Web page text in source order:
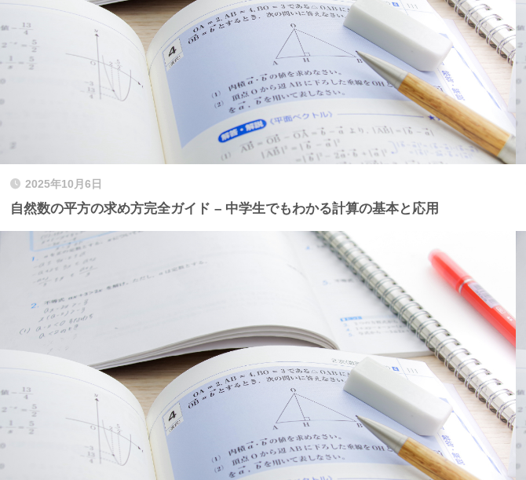
2025年10月6日
自然数の平方の求め方完全ガイド – 中学生でもわかる計算の基本と応用